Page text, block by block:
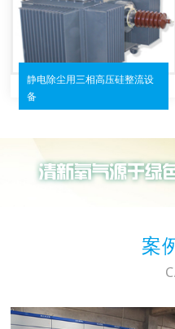
静电除尘用三相高压硅整流设
备
案